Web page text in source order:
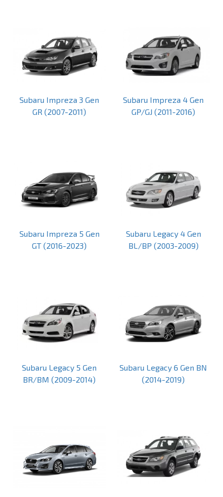
Subaru Impreza 3 Gen
GR (2007-2011)
Subaru Impreza 4 Gen
GP/GJ (2011-2016)
Subaru Impreza 5 Gen
GT (2016-2023)
Subaru Legacy 4 Gen
BL/BP (2003-2009)
Subaru Legacy 5 Gen
BR/BM (2009-2014)
Subaru Legacy 6 Gen BN
(2014-2019)